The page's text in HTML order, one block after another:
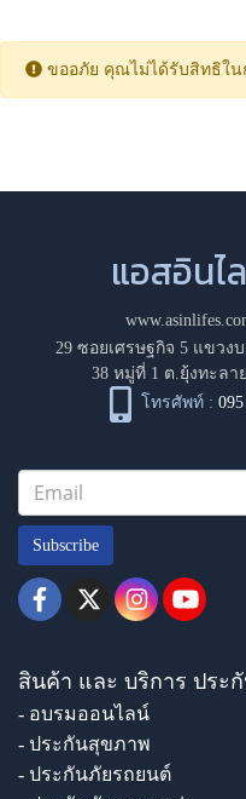
ขออภัย คุณไม่ได้รับสิทธิใน
แอสอินไ
29 ซอยเศรษฐกิจ 5 แขวง
38 หมู่ที่ 1 ต.ยุ้งทะลา
โทรศัพท์ :
Subscribe
สินค้า และ บริการ ประ
- อบรมออนไลน์
- ประกันสุขภาพ
- ประกันภัยรถยนต์